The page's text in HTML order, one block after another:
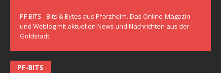
PF-BITS - Bits & Bytes aus Pforzheim. Das Online-Magazin
und Weblog mit aktuellen News und Nachrichten aus der
Goldstadt.
PF-BITS